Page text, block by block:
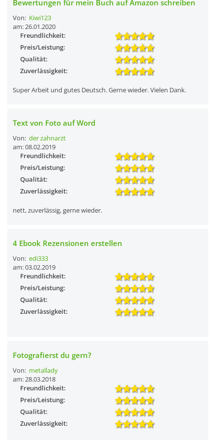
Bewertungen für mein Buch auf Amazon schreiben
Von: Kiwi123
am: 26.01.2020
Freundlichkeit:
Preis/Leistung:
Qualität:
Zuverlässigkeit:
Super Arbeit und gutes Deutsch. Gerne wieder. Vielen Dank.
Text von Foto auf Word
Von: der zahnarzt
am: 08.02.2019
Freundlichkeit:
Preis/Leistung:
Qualität:
Zuverlässigkeit:
nett, zuverlässig, gerne wieder.
4 Ebook Rezensionen erstellen
Von: edi333
am: 03.02.2019
Freundlichkeit:
Preis/Leistung:
Qualität:
Zuverlässigkeit:
Fotografierst du gern?
Von: metallady
am: 28.03.2018
Freundlichkeit:
Preis/Leistung:
Qualität:
Zuverlässigkeit: